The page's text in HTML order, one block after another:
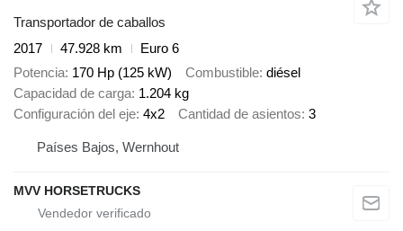
Transportador de caballos
2017
47.928 km
Euro 6
Potencia 170 Hp (125 kW) Combustible diésel
Capacidad de carga 1.204 kg
Configuración del eje 4x2 Cantidad de asientos 3
Países Bajos, Wernhout
MVV HORSETRUCKS